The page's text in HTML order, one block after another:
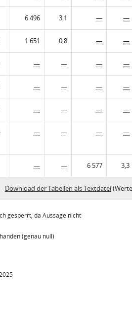
6 496 3,1 — —
1 651 0,8 — —
— — — —
— — — —
— — — —
— — — —
— — 6 577 3,3
Download der Tabellen als Textdatei
gesperrt, da Aussage nicht
(genau null)